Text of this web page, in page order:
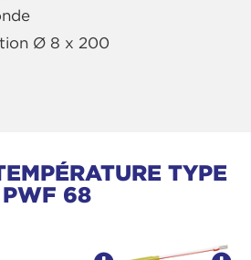
Ø 8 x 200
TYPE
PWF 68